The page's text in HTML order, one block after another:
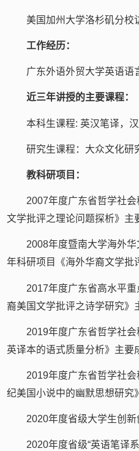
美国加州大学洛杉矶分校
工作经历：
广东外语外贸大学英语语
近三年讲授的主要课程：
本科生课程: 英汉笔译，
研究生课程：大众文化研
教科研项目：
2007年度广东省哲学社
文学批评之理论问题探析》主
2008年度暨南大学海外
年科研项目《海外华裔文学批
2017年度广东省高水平
裔美国文学批评之诗学研究》
2019年度广东省哲学社
英译本的语式质量分析》主要
2019年度广东省哲学社
纪美国小说中的幽默思想研究
2020年度省级大学生创
2020年度省级“英语笔译